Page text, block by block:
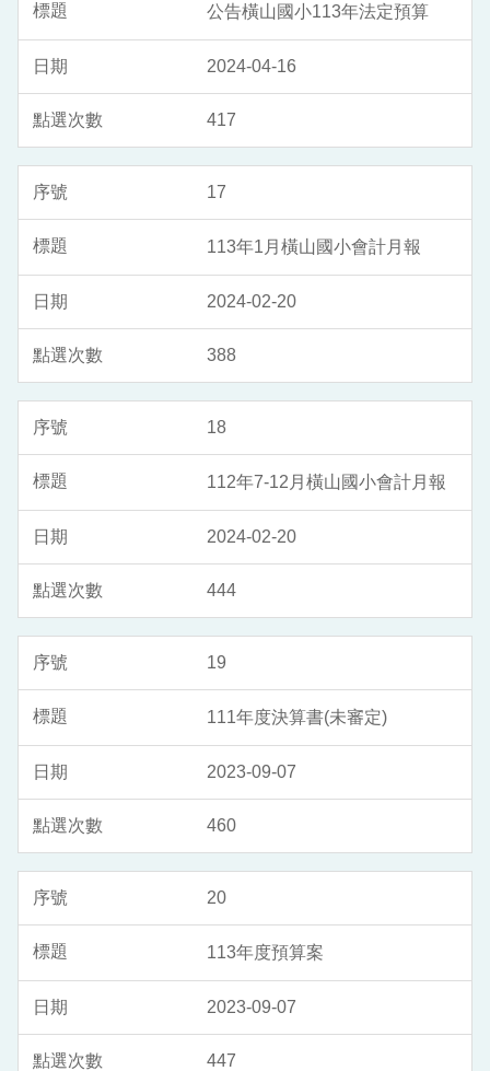
公告橫山國小113年法定預算
2024-04-16
417
17
113年1月橫山國小會計月報
2024-02-20
388
18
112年7-12月橫山國小會計月報
2024-02-20
444
19
111年度決算書(未審定)
2023-09-07
460
20
113年度預算案
2023-09-07
447